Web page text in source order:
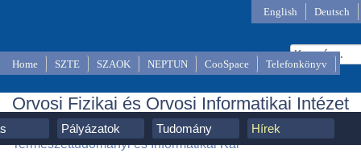
Home SZTE SZAOK NEPTUN CooSpace Telefonkönyv
Orvosi Fizikai és Orvosi Informatikai Intézet
SZTE, Szent-Györgyi Albert Orvostudományi Kar,
Természettudományi és Informatikai Kar
English Deutsch
Pályázatok Tudomány Hírek